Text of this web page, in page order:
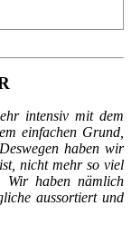
intensiv mit dem
einfachen Grund,
haben wir
nicht mehr so viel
Wir haben nämlich
aussortiert und